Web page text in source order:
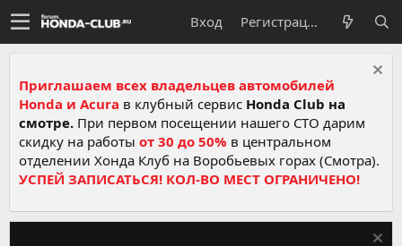
Вход Регистрация
Приглашаем всех владельцев автомобилей
Honda и Acura в клубный сервис Honda Club на
смотре. При первом посещении нашего СТО дарим
скидку на работы от 30 до 50% в центральном
отделении Хонда Клуб на Воробьевых горах (Смотра).
УСПЕЙ ЗАПИСАТЬСЯ! КОЛ-ВО МЕСТ ОГРАНИЧЕНО!